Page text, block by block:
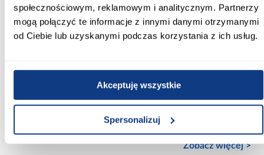
społecznościowym, reklamowym i analitycznym. Partnerzy
mogą połączyć te informacje z innymi danymi otrzymanymi
od Ciebie lub uzyskanymi podczas korzystania z ich usług.
Akceptuję wszystkie
Spersonalizuj
zamknięty
Kolor profilu:
Kolor szkła:
Powłoka ułatwiająca czyszczenie:
Zobacz więcej >